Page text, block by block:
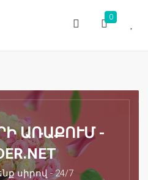
0
ԱՌԱՔՈՒՄ -
սիրով - 24/7